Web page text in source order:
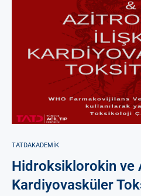
TATDAKADEMIK
Hidroksiklorokin ve
Kardiyovasküler